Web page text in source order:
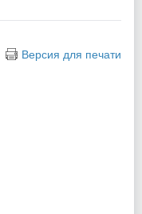
Версия для печати